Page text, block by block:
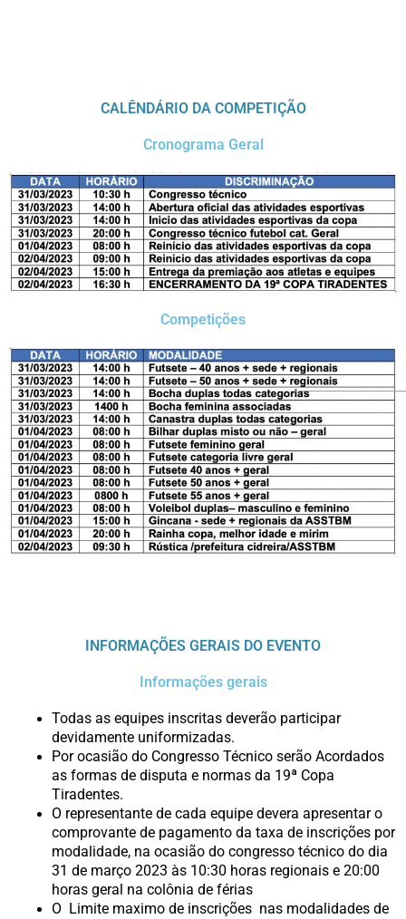
CALÊNDÁRIO DA COMPETIÇÃO
Cronograma Geral
Competições
INFORMAÇÕES GERAIS DO EVENTO
Informações gerais
Todas as equipes inscritas deverão participar
devidamente uniformizadas.
Por ocasião do Congresso Técnico serão Acordados
as formas de disputa e normas da 19ª Copa
Tiradentes.
O representante de cada equipe devera apresentar o
comprovante de pagamento da taxa de inscrições por
modalidade, na ocasião do congresso técnico do dia
31 de março 2023 às 10:30 horas regionais e 20:00
horas geral na colônia de férias
O Limite maximo de inscrições nas modalidades de